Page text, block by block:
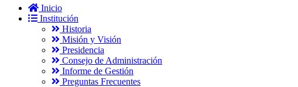
Inicio
Institución
Historia
Misión y Visión
Presidencia
Consejo de Administración
Informe de Gestión
Preguntas Frecuentes